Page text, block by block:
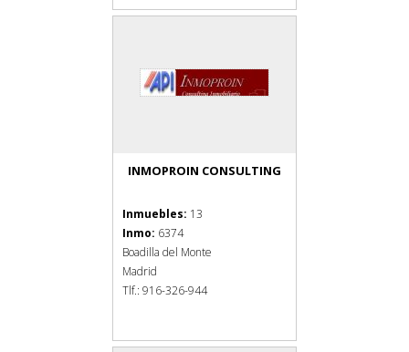
INMOPROIN CONSULTING
Inmuebles: 13
Inmo: 6374
Boadilla del Monte
Madrid
Tlf.: 916-326-944